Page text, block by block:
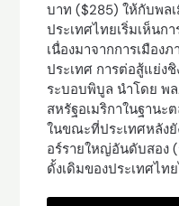
บาท ($285) ให้กับพล
ประเทศไทยเริ่มเห็นก
เนื่องมาจากการเมือง
ประเทศ การต่อสู้แย่ง
ระบอบพิบูล นำโดย พ
สหรัฐอเมริกาในฐาน
ในขณะที่ประเทศหลัง
อร์รายใหญ่อันดับสอง
ดั้งเดิมของประเทศไท